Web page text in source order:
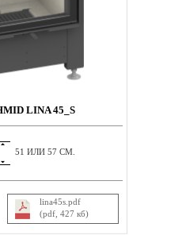
LINA 45_S
51 ИЛИ 57 СМ.
lina45s.pdf
(pdf, 427 кб)